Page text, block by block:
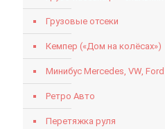
Грузовые отсеки
Кемпер («Дом на колёсах»)
Минибус Mercedes, VW, Ford
Ретро Авто
Перетяжка руля